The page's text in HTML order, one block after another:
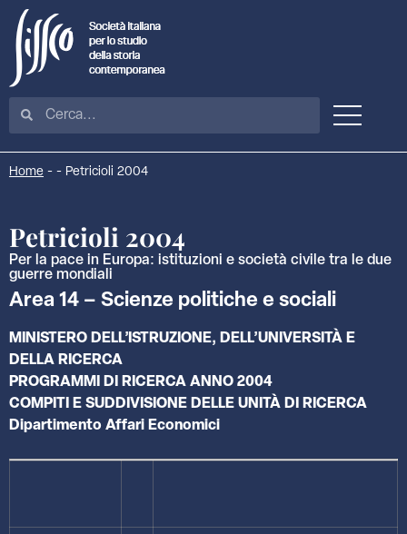
Home - - Petricioli 2004
Petricioli 2004
Per la pace in Europa: istituzioni e società civile tra le due
guerre mondiali
Area 14 – Scienze politiche e sociali
MINISTERO DELL’ISTRUZIONE, DELL’UNIVERSITÀ E
DELLA RICERCA
PROGRAMMI DI RICERCA ANNO 2004
COMPITI E SUDDIVISIONE DELLE UNITÀ DI RICERCA
Dipartimento Affari Economici